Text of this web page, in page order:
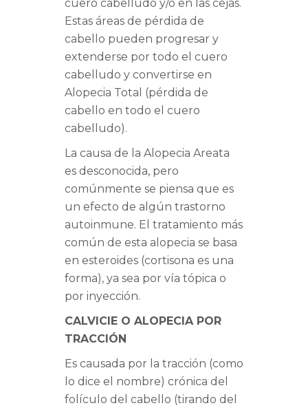
cuero cabelludo y/o en las cejas.
Estas áreas de pérdida de
cabello pueden progresar y
extenderse por todo el cuero
cabelludo y convertirse en
Alopecia Total (pérdida de
cabello en todo el cuero
cabelludo).
La causa de la Alopecia Areata
es desconocida, pero
comúnmente se piensa que es
un efecto de algún trastorno
autoinmune. El tratamiento más
común de esta alopecia se basa
en esteroides (cortisona es una
forma), ya sea por vía tópica o
por inyección.
CALVICIE O ALOPECIA POR
TRACCIÓN
Es causada por la tracción (como
lo dice el nombre) crónica del
folículo del cabello (tirando del